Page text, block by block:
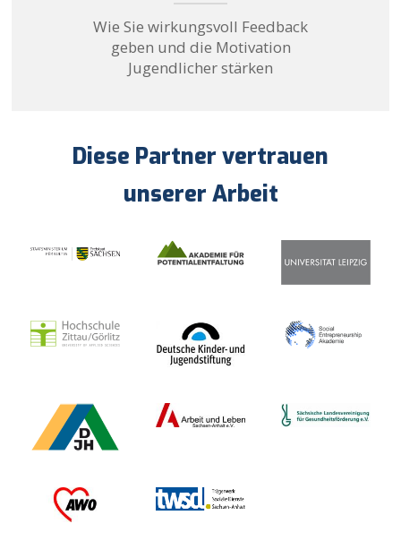
Wie Sie wirkungsvoll Feedback
geben und die Motivation
Jugendlicher stärken
Diese Partner vertrauen
unserer Arbeit